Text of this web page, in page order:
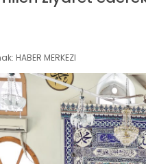
HABER MERKEZI